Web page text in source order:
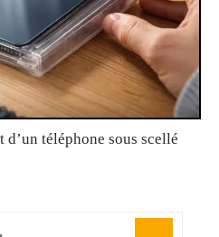
d’un téléphone sous scellé